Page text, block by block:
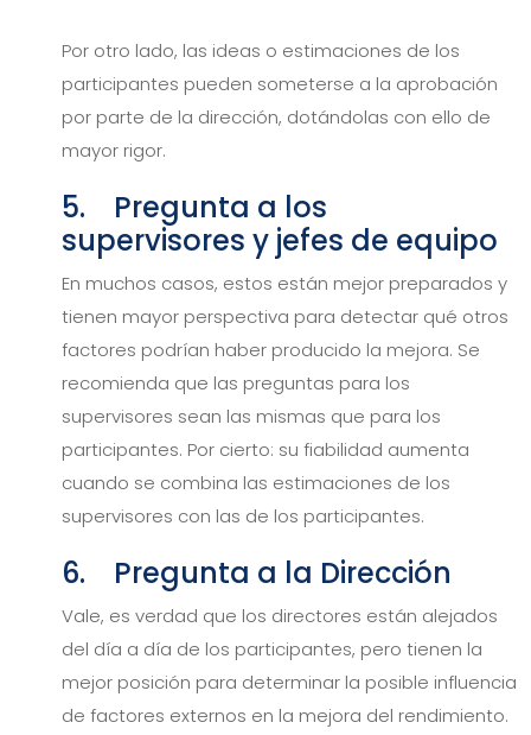
Por otro lado, las ideas o estimaciones de los
participantes pueden someterse a la aprobación
por parte de la dirección, dotándolas con ello de
mayor rigor.
5. Pregunta a los
supervisores y jefes de equipo
En muchos casos, estos están mejor preparados y
tienen mayor perspectiva para detectar qué otros
factores podrían haber producido la mejora. Se
recomienda que las preguntas para los
supervisores sean las mismas que para los
participantes. Por cierto: su fiabilidad aumenta
cuando se combina las estimaciones de los
supervisores con las de los participantes.
6. Pregunta a la Dirección
Vale, es verdad que los directores están alejados
del día a día de los participantes, pero tienen la
mejor posición para determinar la posible influencia
de factores externos en la mejora del rendimiento.